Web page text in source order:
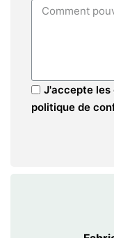
J'accepte les
politique de